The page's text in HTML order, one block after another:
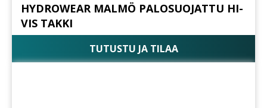
HYDROWEAR MALMÖ PALOSUOJATTU HI-
VIS TAKKI
TUTUSTU JA TILAA